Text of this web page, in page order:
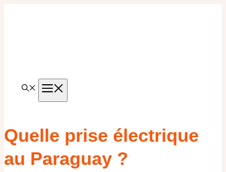
Quelle prise électrique
au Paraguay ?